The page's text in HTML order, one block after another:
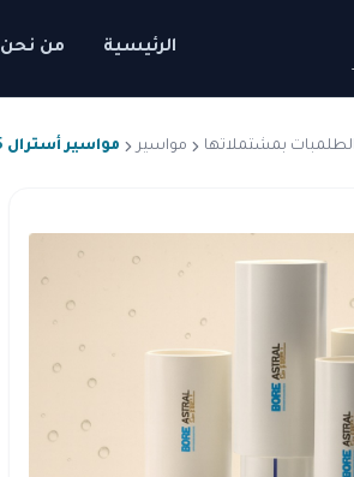
الرئيسية من نحن
بمشتملاتها مواسير مواسير أسترال ASTRAL 5 بوصة 16 بار UPVC